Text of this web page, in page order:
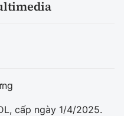
cấp ngày 1/4/2025.